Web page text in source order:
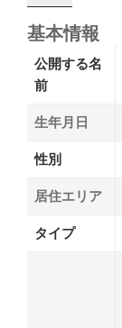
基本情報
公開する名
前
生年月日
性別
居住エリア
タイプ